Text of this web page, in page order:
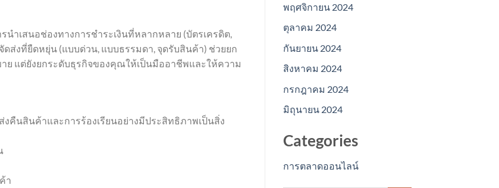
เสนอช่องทางการชำระเงินที่หลากหลาย (บัตรเครดิต,
ดส่งที่ยืดหยุ่น (แบบด่วน, แบบธรรมดา, จุดรับสินค้า) ช่วยยก
ย แต่ยังยกระดับธุรกิจของคุณให้เป็นมืออาชีพและให้ความ
คืนสินค้าและการร้องเรียนอย่างมีประสิทธิภาพเป็นสิ่ง
า
พฤศจิกายน 2024
ตุลาคม 2024
กันยายน 2024
สิงหาคม 2024
กรกฎาคม 2024
มิถุนายน 2024
Categories
การตลาดออนไลน์